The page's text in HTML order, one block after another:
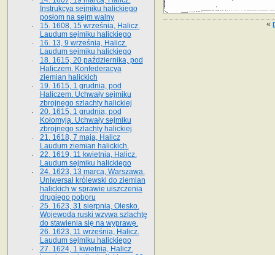
«
Instrukcya sejmiku halickiego
posłom na sejm walny
15. 1608, 15 września, Halicz.
Laudum sejmiku halickiego
16. 13, 9 września, Halicz.
Laudum sejmiku halickiego
18. 1615, 20 października, pod
Haliczem. Konfederacya
ziemian halickich
19. 1615, 1 grudnia, pod
Haliczem. Uchwały sejmiku
zbrojnego szlachty halickiej
20. 1615, 1 grudnia, pod
Kołomyją. Uchwały sejmiku
zbrojnego szlachty halickiej
21. 1618, 7 maja, Halicz
Laudum ziemian halickich.
22. 1619, 11 kwietnia, Halicz.
Laudum sejmiku halickiego
24. 1623, 13 marca, Warszawa.
Uniwersał królewski do ziemian
halickich w sprawie uiszczenia
drugiego poboru
25. 1623, 31 sierpnia, Olesko.
Wojewoda ruski wzywa szlachtę
do stawienia się na wyprawę.
26. 1623, 11 września, Halicz.
Laudum sejmiku halickiego
27. 1624, 1 kwietnia, Halicz.